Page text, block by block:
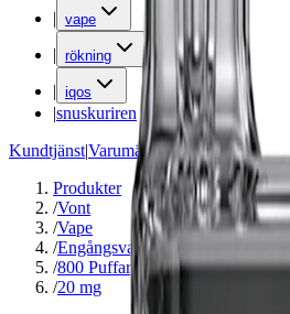
| vape
| rökning
| iqos
|snuskuriren
Kundtjänst|Varumärken
Produkter
/Vont
/Vape
/Engångsvape
/800 Puffar
/20 mg